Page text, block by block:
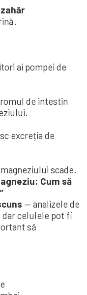
ai pompei de
de intestin
excreția de
scade.
Cum să
— analizele de
dar celulele pot fi
să